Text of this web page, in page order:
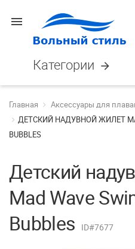
menu
Категории arrow_forward
Главная Аксессуары для
ДЕТСКИЙ НАДУВНОЙ ЖИЛЕТ
BUBBLES
Детский
Mad Wave
Bubbles
ID#7677